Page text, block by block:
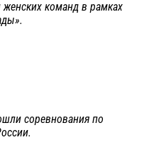
женских команд в рамках
соревнования по